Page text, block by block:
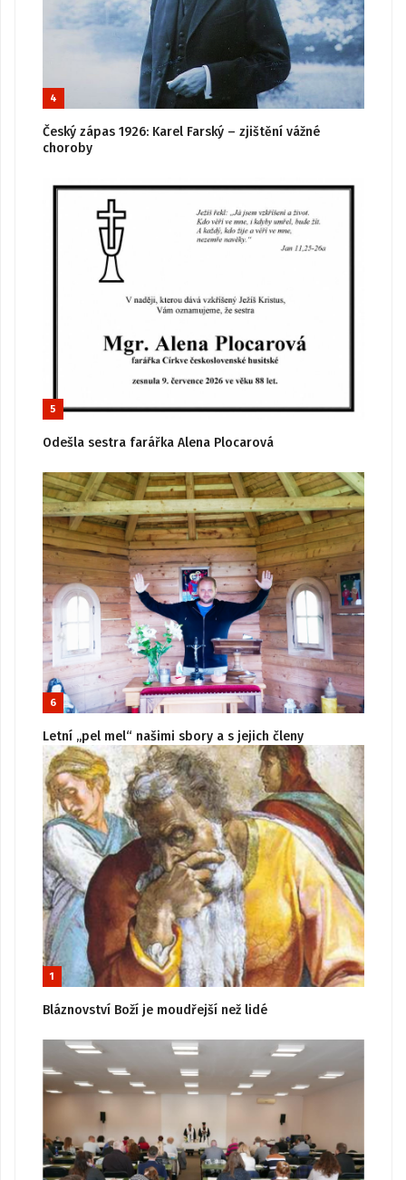
4
Český zápas 1926: Karel Farský – zjištění vážné
choroby
5
Odešla sestra farářka Alena Plocarová
6
Letní „pel mel“ našimi sbory a s jejich členy
1
Bláznovství Boží je moudřejší než lidé